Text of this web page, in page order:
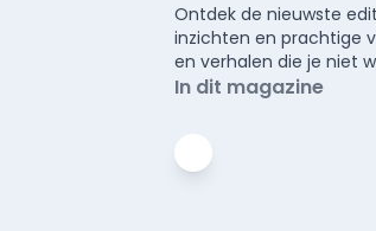
Ontdek de nieuwste
inzichten en prachtige
en verhalen die je niet
In dit magazine